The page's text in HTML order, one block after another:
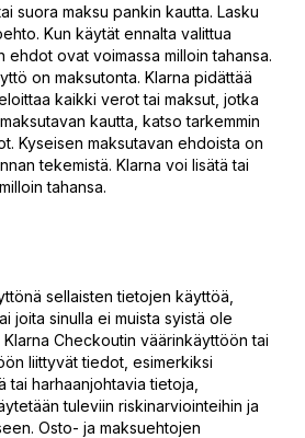
suora maksu pankin kautta. Lasku
Kun käytät ennalta valittua
ehdot ovat voimassa milloin tahansa.
on maksutonta. Klarna pidättää
kaikki verot tai maksut, jotka
kautta, katso tarkemmin
Kyseisen maksutavan ehdoista on
tekemistä. Klarna voi lisätä tai
tahansa.
sellaisten tietojen käyttöä,
joita sinulla ei muista syistä ole
Checkoutin väärinkäyttöön tai
liittyvät tiedot, esimerkiksi
tai harhaanjohtavia tietoja,
tuleviin riskinarviointeihin ja
Osto- ja maksuehtojen